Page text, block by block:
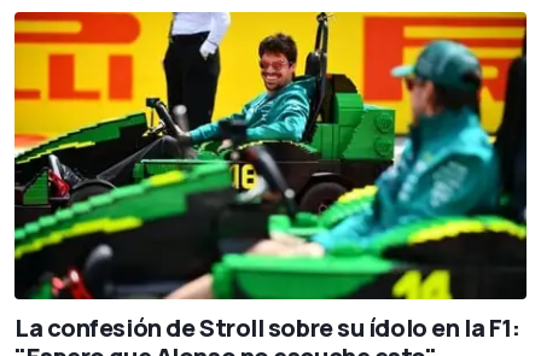
La confesión de Stroll sobre su ídolo en la F1: